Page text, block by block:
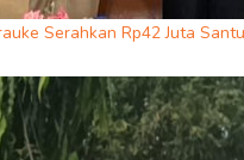
Serahkan Rp42 Juta